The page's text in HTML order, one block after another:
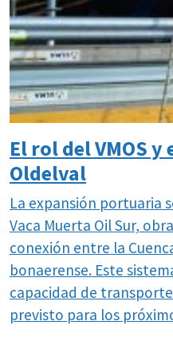
El rol del VMOS
Oldelval
La expansión portuaria
Vaca Muerta Oil Sur,
conexión entre la
bonaerense. Este
capacidad de
previsto para los